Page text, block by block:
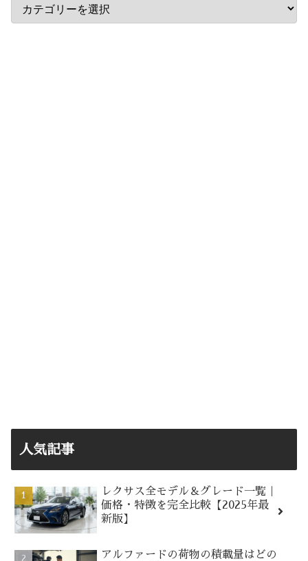
人気記事
レクサス全モデル＆グレード一覧｜
価格・特徴を完全比較【2025年最
新版】
アルファードの荷物の積載量はどの